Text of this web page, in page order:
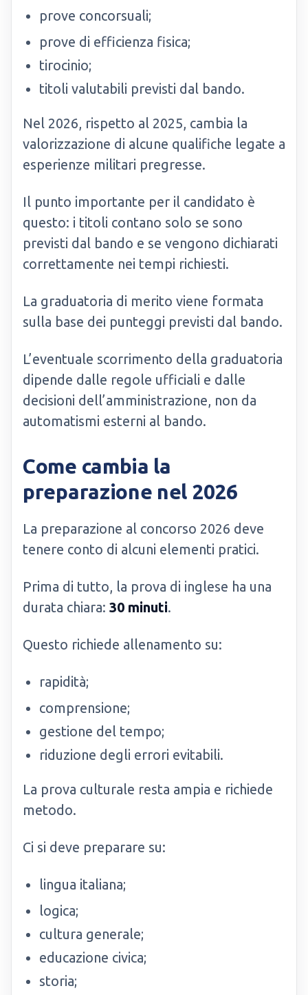
prove concorsuali;
prove di efficienza fisica;
tirocinio;
titoli valutabili previsti dal bando.
Nel 2026, rispetto al 2025, cambia la
valorizzazione di alcune qualifiche legate a
esperienze militari pregresse.
Il punto importante per il candidato è
questo: i titoli contano solo se sono
previsti dal bando e se vengono dichiarati
correttamente nei tempi richiesti.
La graduatoria di merito viene formata
sulla base dei punteggi previsti dal bando.
L’eventuale scorrimento della graduatoria
dipende dalle regole ufficiali e dalle
decisioni dell’amministrazione, non da
automatismi esterni al bando.
Come cambia la
preparazione nel 2026
La preparazione al concorso 2026 deve
tenere conto di alcuni elementi pratici.
Prima di tutto, la prova di inglese ha una
durata chiara: 30 minuti.
Questo richiede allenamento su:
rapidità;
comprensione;
gestione del tempo;
riduzione degli errori evitabili.
La prova culturale resta ampia e richiede
metodo.
Ci si deve preparare su:
lingua italiana;
logica;
cultura generale;
educazione civica;
storia;